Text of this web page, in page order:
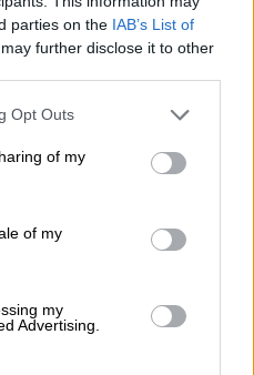
parties on the IAB’s List of
further disclose it to other
uses one or more Google
behaviour. You may click to
and its third-party tags to
purposes in below Google
Opt Outs
of my
of my
my
Advertising.
στους
πανεπιστημίων
θα έχει πολύ
καταλόγων των
πολύ σημαντικά
χαρακτηριστικά
προς τους
πρώτη φορά θα
ποιοι είναι οι